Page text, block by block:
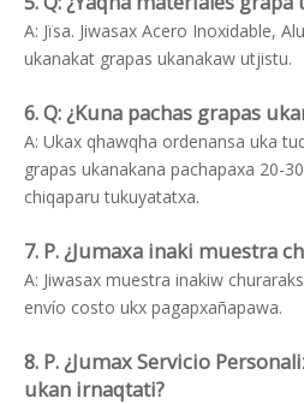
A: Jïsa. Jiwasax Acero Inoxidable,
ukanakat grapas ukanakaw utjistu.
6. Q: ¿Kuna pachas grapas
A: Ukax qhawqha ordenansa uka
grapas ukanakana pachapaxa 20-
chiqaparu tukuyatatxa.
7. P. ¿Jumaxa inaki muestra
A: Jiwasax muestra inakiw
envío costo ukx pagapxañapawa.
8. P. ¿Jumax Servicio
ukan irnaqtati?